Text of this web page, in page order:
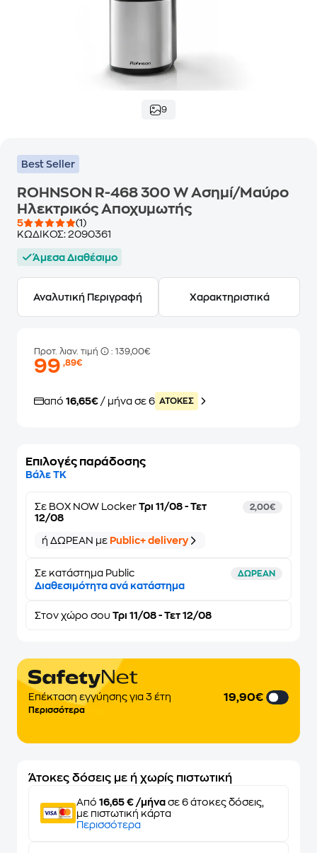
9
Best Seller
ROHNSON R-468 300 W Ασημί/Μαύρο
Ηλεκτρικός Αποχυμωτής
5
(1)
ΚΩΔΙΚΟΣ: 2090361
Άμεσα Διαθέσιμο
Αναλυτική Περιγραφή Χαρακτηριστικά
Προτ. λιαν. τιμή : 139,00€
99,89€
από 16,65€ / μήνα σε 6 ATOKEΣ
Επιλογές παράδοσης
Βάλε ΤΚ
Σε BOX NOW Locker Τρι 11/08 - Τετ
12/08
2,00€
ή ΔΩΡΕΑΝ με Public+ delivery
Σε κατάστημα Public ΔΩΡΕΑΝ
Διαθεσιμότητα ανά κατάστημα
Στον χώρο σου Τρι 11/08 - Τετ 12/08
Επέκταση εγγύησης για 3 έτη
Περισσότερα
19,90€
Άτοκες δόσεις με ή χωρίς πιστωτική
Από 16,65 € /μήνα σε 6 άτοκες δόσεις,
με πιστωτική κάρτα
Περισσότερα